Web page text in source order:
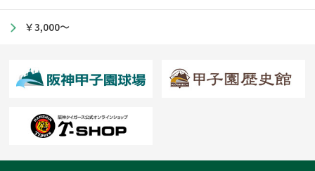
￥3,000～